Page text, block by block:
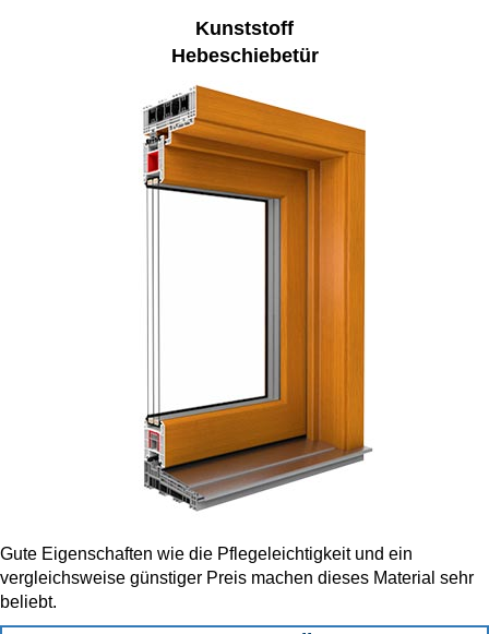
Kunststoff
Hebeschiebetür
Gute Eigenschaften wie die Pflegeleichtigkeit und ein
vergleichsweise günstiger Preis machen dieses Material sehr
beliebt.